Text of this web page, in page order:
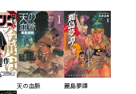
天の血脈 麗島夢譚